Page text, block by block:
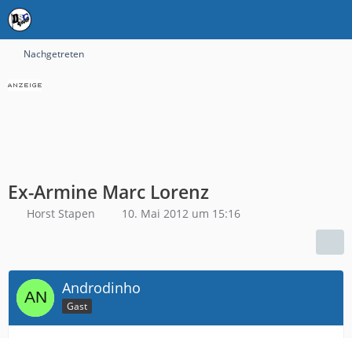
Nachgetreten
Ex-Armine Marc Lorenz
Horst Stapen 10. Mai 2012 um 15:16
Androdinho
Gast